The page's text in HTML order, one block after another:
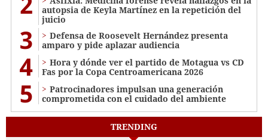
autopsia de Keyla Martínez en la repetición del
juicio
3
Defensa de Roosevelt Hernández presenta
amparo y pide aplazar audiencia
4
Hora y dónde ver el partido de Motagua vs CD
Fas por la Copa Centroamericana 2026
5
Patrocinadores impulsan una generación
comprometida con el cuidado del ambiente
TRENDING